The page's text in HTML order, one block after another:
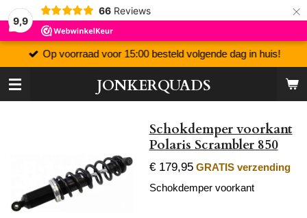
9,9
66 Reviews ×
JONKERQUADS
Op voorraad voor 15:00 besteld volgende dag in huis!
Schokdemper voorkant
Polaris Scrambler 850
€ 179,95 GRATIS verzending
Schokdemper voorkant